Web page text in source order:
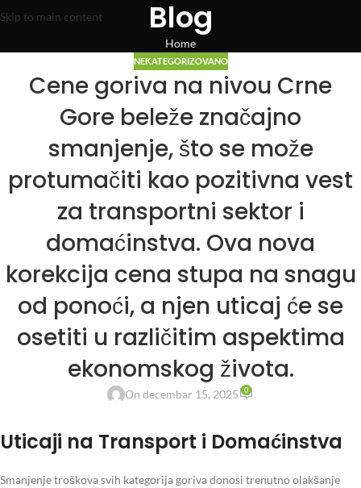
Skip to main content Blog
Home
NEKATEGORIZOVANO
Cene goriva na nivou Crne
Gore beleže značajno
smanjenje, što se može
protumačiti kao pozitivna vest
za transportni sektor i
domaćinstva. Ova nova
korekcija cena stupa na snagu
od ponoći, a njen uticaj će se
osetiti u različitim aspektima
ekonomskog života.
On decembar 15, 2025 0
Uticaji na Transport i Domaćinstva
Smanjenje troškova svih kategorija goriva donosi trenutno olakšanje